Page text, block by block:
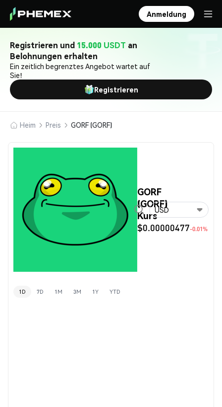
Anmeldung
Registrieren und 15.000 USDT an
Belohnungen erhalten
Ein zeitlich begrenztes Angebot wartet auf
Sie!
Registrieren
Heim Preis GORF (GORF)
GORF
(GORF)
Kurs
$0.00000477-0.01%
USD
1D 7D 1M 3M 1Y YTD